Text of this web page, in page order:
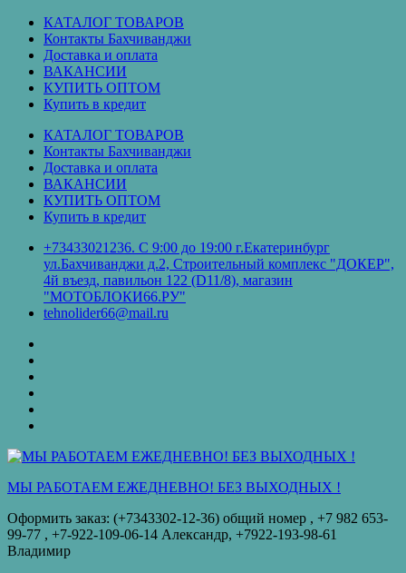
Перейти
содержимому
КАТАЛОГ ТОВАРОВ
Контакты Бахчиванджи
Доставка и оплата
ВАКАНСИИ
КУПИТЬ ОПТОМ
Купить в кредит
КАТАЛОГ ТОВАРОВ
Контакты Бахчиванджи
Доставка и оплата
ВАКАНСИИ
КУПИТЬ ОПТОМ
Купить в кредит
+73433021236. С 9:00 до 19:00 г.Екатеринбург
ул.Бахчиванджи д.2, Строительный комплекс "ДОКЕР",
4й въезд, павильон 122 (D11/8), магазин
"МОТОБЛОКИ66.РУ"
tehnolider66@mail.ru
кредит
МЫ РАБОТАЕМ ЕЖЕДНЕВНО! БЕЗ ВЫХОДНЫХ !
Оформить заказ: (+7343302-12-36) общий номер , ‪+7 982 653-
99-77‬ , +7-922-109-06-14 Александр, +7922-193-98-61
Владимир